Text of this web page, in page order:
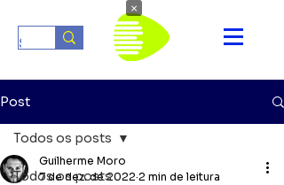
Post
Todos os posts
Todos os posts
Guilherme Moro
7 de dez. de 2022 2 min de leitura
×